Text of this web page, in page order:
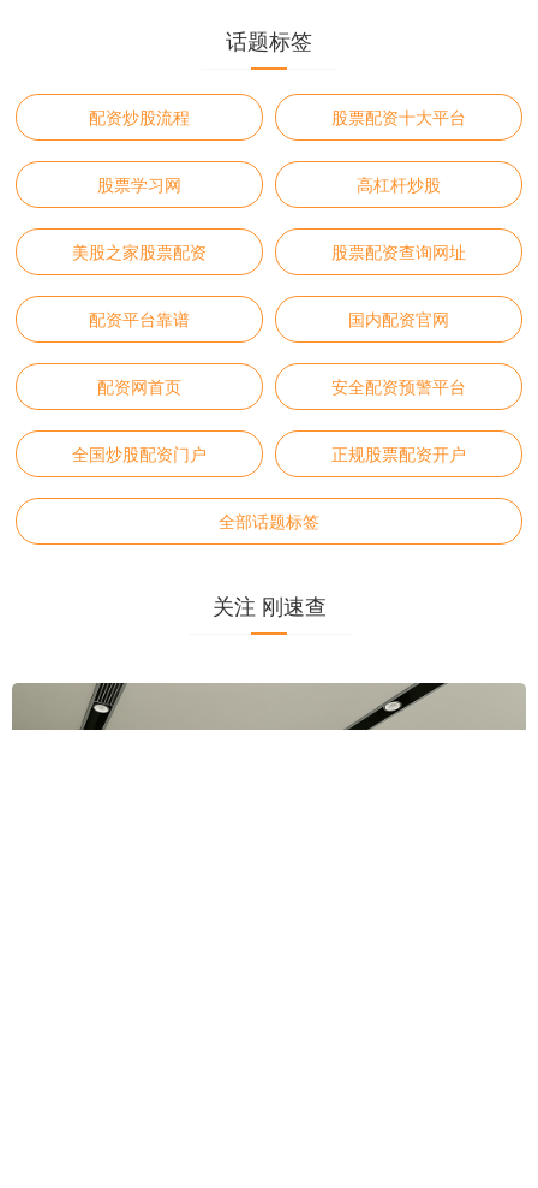
话题标签
配资炒股流程 股票配资十大平台
股票学习网 高杠杆炒股
美股之家股票配资 股票配资查询网址
配资平台靠谱 国内配资官网
配资网首页 安全配资预警平台
全国炒股配资门户 正规股票配资开户
全部话题标签
关注 刚速查